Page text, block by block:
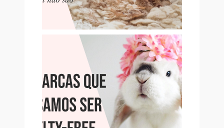
10 MARCAS QUE PENSAMOS
SER CRUELTY-FREE, MAS
QUE NÃO SÃO (PT. 2)